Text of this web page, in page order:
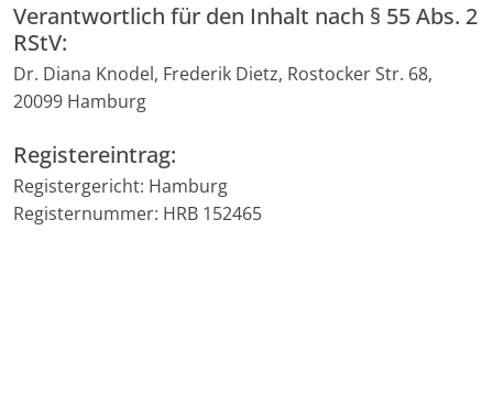
Verantwortlich für den Inhalt nach § 55 Abs. 2
RStV:
Dr. Diana Knodel, Frederik Dietz, Rostocker Str. 68,
20099 Hamburg
Registereintrag:
Registergericht: Hamburg
Registernummer: HRB 152465